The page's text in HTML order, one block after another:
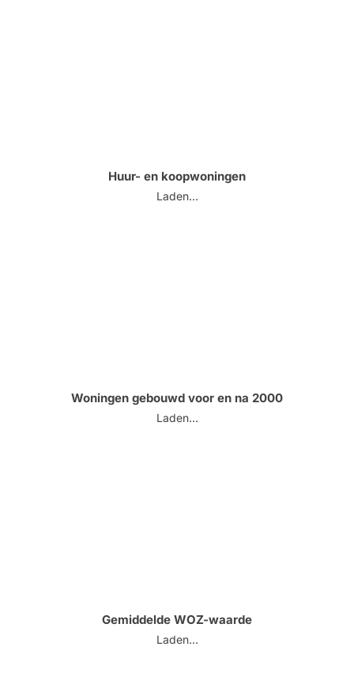
Huur- en koopwoningen
Laden...
Woningen gebouwd voor en na 2000
Laden...
Gemiddelde WOZ-waarde
Laden...